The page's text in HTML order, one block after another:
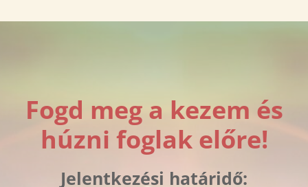
Fogd meg a kezem és
húzni foglak előre!
Jelentkezési határidő: